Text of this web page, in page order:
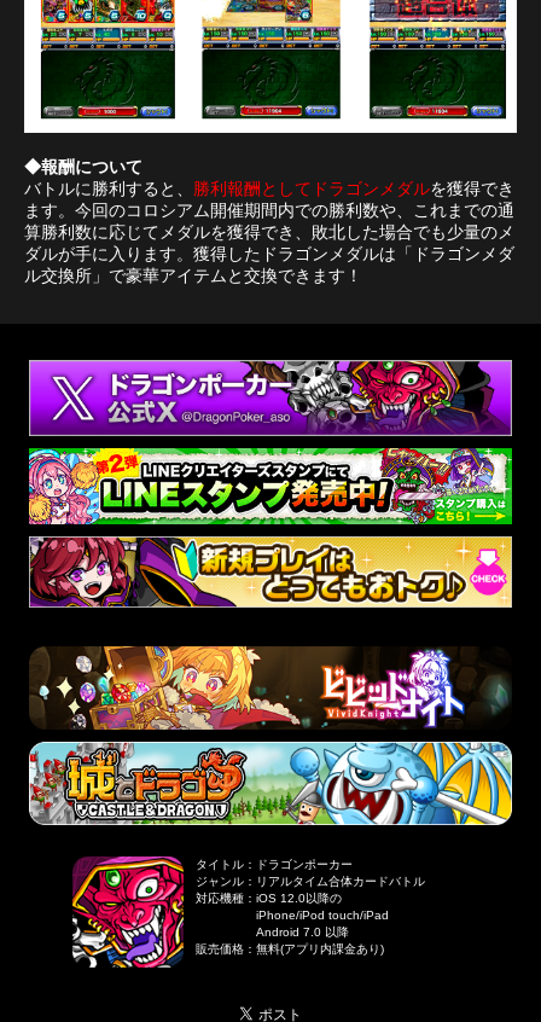
◆報酬について
バトルに勝利すると、
勝利報酬としてドラゴンメダルを獲得でき
ます。今回のコロシアム開催期間内での勝利数や、これまでの通
算勝利数に応じてメダルを獲得でき、敗北した場合でも少量のメ
ダルが手に入ります。獲得したドラゴンメダルは「ドラゴンメダ
ル交換所」で豪華アイテムと交換できます！
タイトル ：
ドラゴンポーカー
ジャンル ： リアルタイム合体カードバトル
対応機種 ：iOS 12.0以降の
iPhone/iPod touch/iPad
Android 7.0 以降
販売価格 ：無料(アプリ内課金あり)